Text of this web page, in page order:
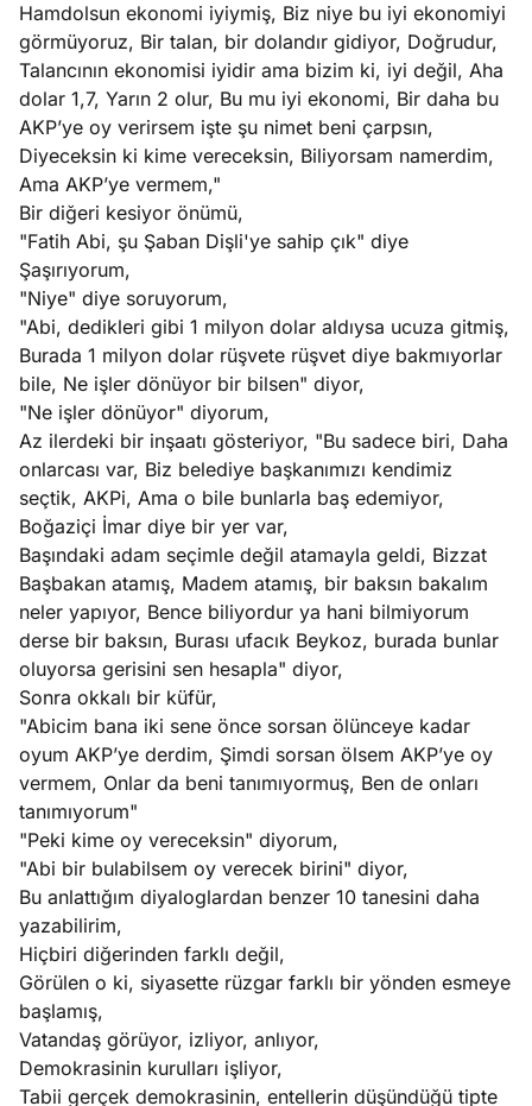
Hamdolsun ekonomi iyiymiş, Biz niye bu iyi ekonomiyi
görmüyoruz, Bir talan, bir dolandır gidiyor, Doğrudur,
Talancının ekonomisi iyidir ama bizim ki, iyi değil, Aha
dolar 1,7, Yarın 2 olur, Bu mu iyi ekonomi, Bir daha bu
AKP’ye oy verirsem işte şu nimet beni çarpsın,
Diyeceksin ki kime vereceksin, Biliyorsam namerdim,
Ama AKP’ye vermem,"
Bir diğeri kesiyor önümü,
"Fatih Abi, şu Şaban Dişli'ye sahip çık" diye
Şaşırıyorum,
"Niye" diye soruyorum,
"Abi, dedikleri gibi 1 milyon dolar aldıysa ucuza gitmiş,
Burada 1 milyon dolar rüşvete rüşvet diye bakmıyorlar
bile, Ne işler dönüyor bir bilsen" diyor,
"Ne işler dönüyor" diyorum,
Az ilerdeki bir inşaatı gösteriyor, "Bu sadece biri, Daha
onlarcası var, Biz belediye başkanımızı kendimiz
seçtik, AKPi, Ama o bile bunlarla baş edemiyor,
Boğaziçi İmar diye bir yer var,
Başındaki adam seçimle değil atamayla geldi, Bizzat
Başbakan atamış, Madem atamış, bir baksın bakalım
neler yapıyor, Bence biliyordur ya hani bilmiyorum
derse bir baksın, Burası ufacık Beykoz, burada bunlar
oluyorsa gerisini sen hesapla" diyor,
Sonra okkalı bir küfür,
"Abicim bana iki sene önce sorsan ölünceye kadar
oyum AKP’ye derdim, Şimdi sorsan ölsem AKP’ye oy
vermem, Onlar da beni tanımıyormuş, Ben de onları
tanımıyorum"
"Peki kime oy vereceksin" diyorum,
"Abi bir bulabilsem oy verecek birini" diyor,
Bu anlattığım diyaloglardan benzer 10 tanesini daha
yazabilirim,
Hiçbiri diğerinden farklı değil,
Görülen o ki, siyasette rüzgar farklı bir yönden esmeye
başlamış,
Vatandaş görüyor, izliyor, anlıyor,
Demokrasinin kurulları işliyor,
Tabii gerçek demokrasinin, entellerin düşündüğü tipte